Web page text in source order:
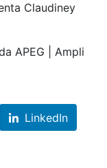
Claudiney
APEG | Ampli
LinkedIn